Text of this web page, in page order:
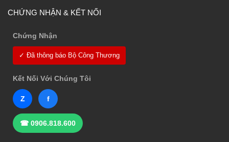
CHỨNG NHẬN & KẾT NỐI
Chứng Nhận
✓ Đã thông báo Bộ Công Thương
Kết Nối Với Chúng Tôi
Z f
☎ 0906.818.600